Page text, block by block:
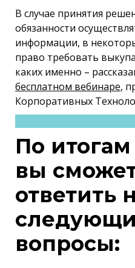
В случае принятия
обязанности
информации, в
право требовать
каких именно –
бесплатном вебинаре,
Корпоративных
По
вы
ответить
вопросы: